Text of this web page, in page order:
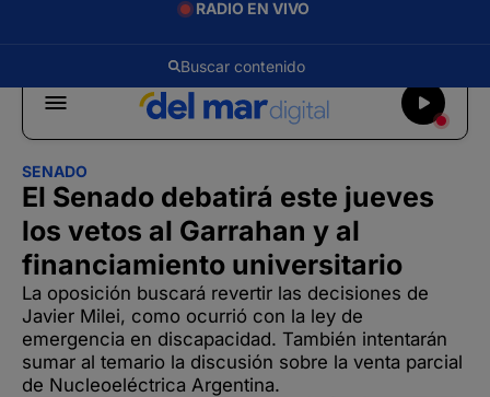
RADIO EN VIVO
SENADO
El Senado debatirá este jueves
los vetos al Garrahan y al
financiamiento universitario
La oposición buscará revertir las decisiones de
Javier Milei, como ocurrió con la ley de
emergencia en discapacidad. También intentarán
sumar al temario la discusión sobre la venta parcial
de Nucleoeléctrica Argentina.